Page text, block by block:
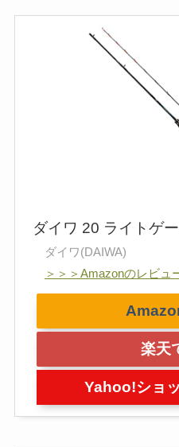
ダイワ 20 ライトゲ
ダイワ(DAIWA)
＞＞＞Amazonのレビュ
楽天
Yahoo!ショ